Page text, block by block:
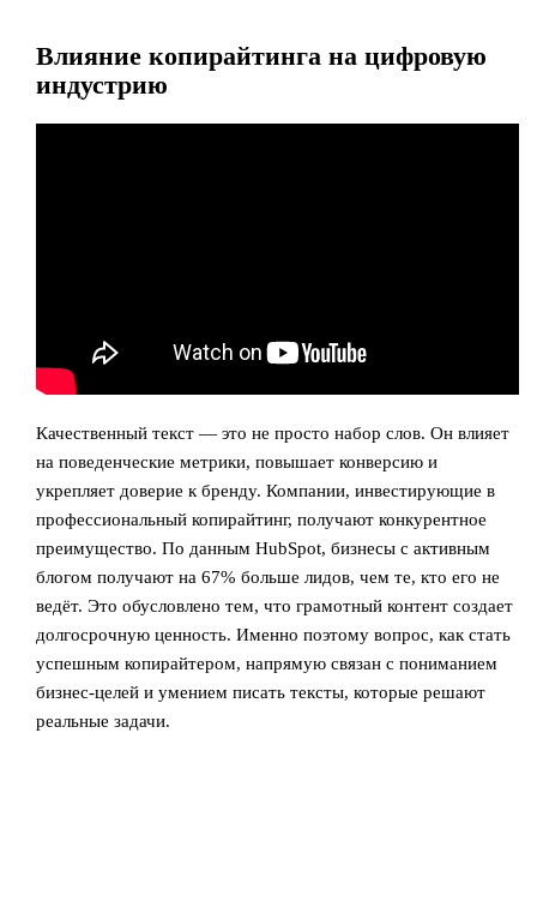
Влияние копирайтинга на цифровую
индустрию
Качественный текст — это не просто набор слов. Он влияет
на поведенческие метрики, повышает конверсию и
укрепляет доверие к бренду. Компании, инвестирующие в
профессиональный копирайтинг, получают конкурентное
преимущество. По данным HubSpot, бизнесы с активным
блогом получают на 67% больше лидов, чем те, кто его не
ведёт. Это обусловлено тем, что грамотный контент создает
долгосрочную ценность. Именно поэтому вопрос, как стать
успешным копирайтером, напрямую связан с пониманием
бизнес-целей и умением писать тексты, которые решают
реальные задачи.